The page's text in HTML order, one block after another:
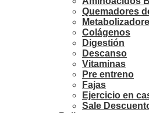
Quemadores
Colágenos
Digestión
Descanso
Vitaminas
Pre entreno
Fajas
Ejercicio en
Sale